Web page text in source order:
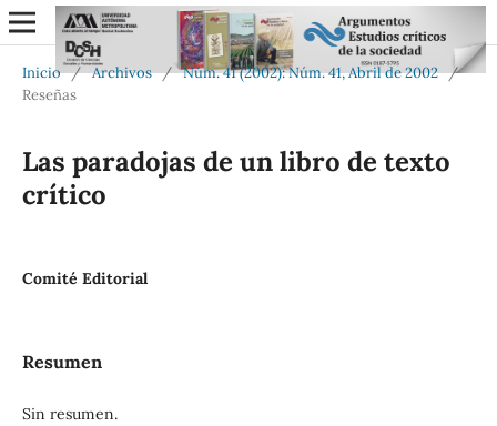
Inicio / Archivos / Núm. 41 (2002): Núm. 41, Abril de 2002 /
Reseñas
Las paradojas de un libro de texto
crítico
Comité Editorial
Resumen
Sin resumen.